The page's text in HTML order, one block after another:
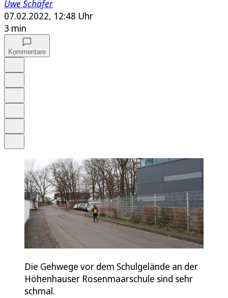
Uwe Schäfer
07.02.2022, 12:48 Uhr
3 min
Kommentare
Die Gehwege vor dem Schulgelände an der
Höhenhauser Rosenmaarschule sind sehr
schmal.